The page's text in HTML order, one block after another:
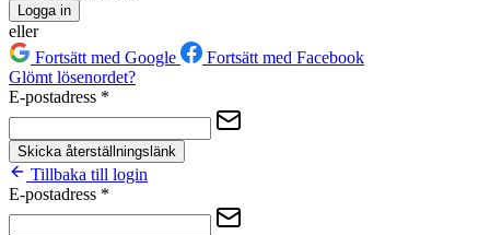
Logga in
eller
Fortsätt med Google
Fortsätt med Facebook
Glömt lösenordet?
E-postadress *
Skicka återställningslänk
Tillbaka till login
E-postadress *